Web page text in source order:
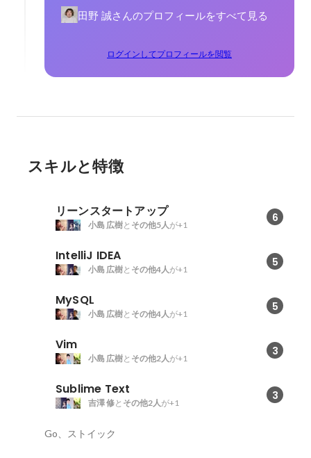
田野 誠さんのプロフィールをすべて見る
ログインしてプロフィールを閲覧
スキルと特徴
リーンスタートアップ 6
小島 広樹と その他5人が+1
IntelliJ IDEA 5
小島 広樹と その他4人が+1
MySQL 5
小島 広樹と その他4人が+1
Vim 3
小島 広樹と その他2人が+1
Sublime Text 3
吉澤 修と その他2人が+1
Go、ストイック